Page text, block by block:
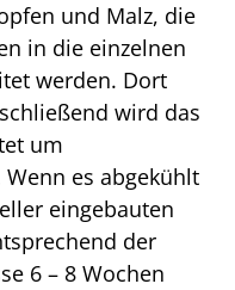
und Malz, die
in die einzelnen
werden. Dort
wird das
um
es abgekühlt
eingebauten
der
6 – 8 Wochen